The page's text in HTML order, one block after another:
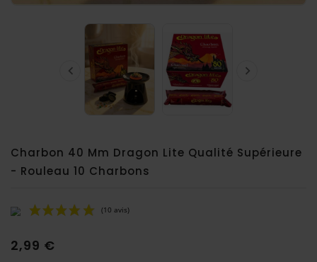
 
Charbon 40 Mm Dragon Lite Qualité Supérieure
- Rouleau 10 Charbons
2,99 €